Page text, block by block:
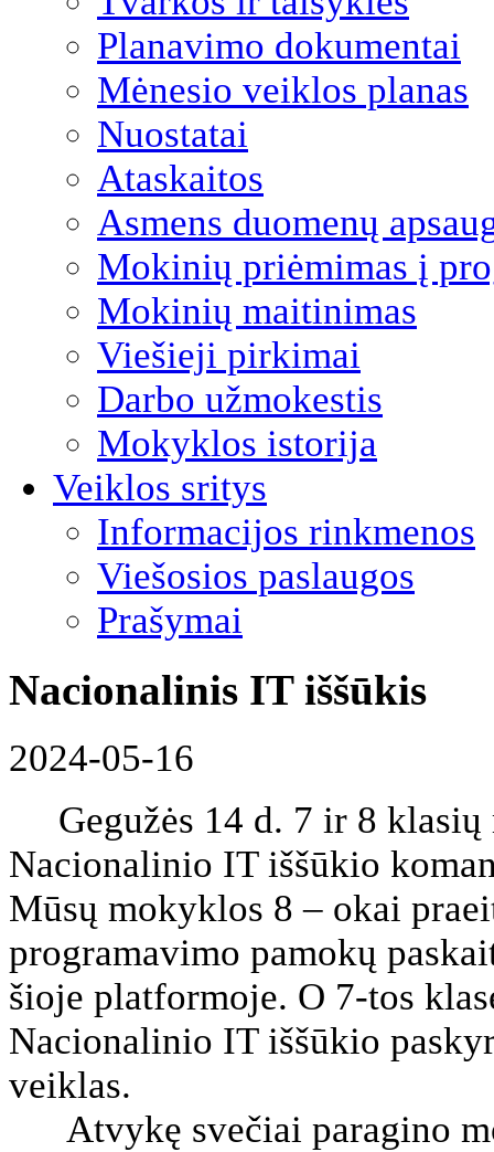
Planavimo dokumentai
Mėnesio veiklos planas
Nuostatai
Ataskaitos
Asmens duomenų
Mokinių priėmimas į
Mokinių maitinimas
Viešieji pirkimai
Darbo užmokestis
Mokyklos istorija
Veiklos sritys
Informacijos rinkmenos
Viešosios paslaugos
Prašymai
Nacionalinis IT iššūkis
2024-05-16
Gegužės 14 d. 7 ir 8 klasių
Nacionalinio IT iššūkio
Mūsų mokyklos 8 – okai
programavimo pamokų
šioje platformoje. O 7-tos
Nacionalinio IT iššūkio
veiklas.
Atvykę svečiai paragino